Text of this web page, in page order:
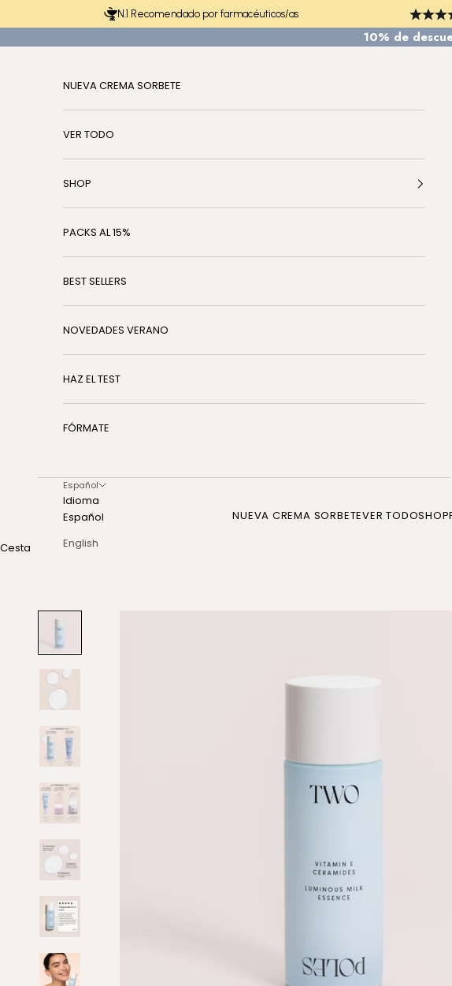
N.1 Recomendado por farmacéuticos/as
10% de
NUEVA CREMA SORBETEVER TODOSHOP
NUEVA CREMA SORBETE
VER TODO
SHOP
PACKS AL 15%
BEST SELLERS
NOVEDADES VERANO
HAZ EL TEST
FÓRMATE
Español
Idioma
Español
English
Cesta